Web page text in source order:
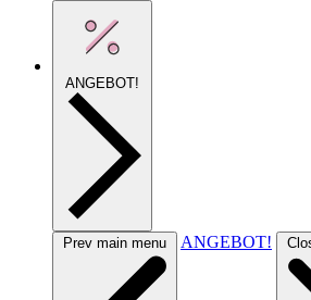
ANGEBOT!
Prev main menu ANGEBOT!